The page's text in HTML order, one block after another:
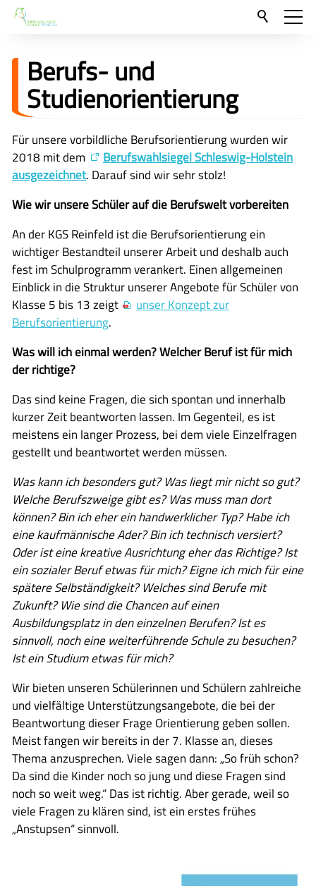
Neu hier?
Für Eltern und Schüler
Willkommen
Veranstaltungen und Termine
Downloads
Unter-, Mittel und Oberstufe
Berufsorientierung
itslearning
Offener Ganztag
Arbeitsgemeinschaften
Mensa
Unsere Schulgemeinschaft
Kontakt
🇬🇧
🇪🇸
Berufs- und
Studienorientierung
Für unsere vorbildliche Berufsorientierung wurden wir
2018 mit dem
Berufswahlsiegel Schleswig-Holstein
ausgezeichnet. Darauf sind wir sehr stolz!
Wie wir unsere Schüler auf die Berufswelt vorbereiten
An der KGS Reinfeld ist die Berufsorientierung ein
wichtiger Bestandteil unserer Arbeit und deshalb auch
fest im Schulprogramm verankert. Einen allgemeinen
Einblick in die Struktur unserer Angebote für Schüler von
Klasse 5 bis 13 zeigt
unser Konzept zur
Berufsorientierung.
Was will ich einmal werden? Welcher Beruf ist für mich
der richtige?
Das sind keine Fragen, die sich spontan und innerhalb
kurzer Zeit beantworten lassen. Im Gegenteil, es ist
meistens ein langer Prozess, bei dem viele Einzelfragen
gestellt und beantwortet werden müssen.
Was kann ich besonders gut? Was liegt mir nicht so gut?
Welche Berufszweige gibt es? Was muss man dort
können? Bin ich eher ein handwerklicher Typ? Habe ich
eine kaufmännische Ader? Bin ich technisch versiert?
Oder ist eine kreative Ausrichtung eher das Richtige? Ist
ein sozialer Beruf etwas für mich? Eigne ich mich für eine
spätere Selbständigkeit? Welches sind Berufe mit
Zukunft? Wie sind die Chancen auf einen
Ausbildungsplatz in den einzelnen Berufen? Ist es
sinnvoll, noch eine weiterführende Schule zu besuchen?
Ist ein Studium etwas für mich?
Wir bieten unseren Schülerinnen und Schülern zahlreiche
und vielfältige Unterstützungsangebote, die bei der
Beantwortung dieser Frage Orientierung geben sollen.
Meist fangen wir bereits in der 7. Klasse an, dieses
Thema anzusprechen. Viele sagen dann: „So früh schon?
Da sind die Kinder noch so jung und diese Fragen sind
noch so weit weg.“ Das ist richtig. Aber gerade, weil so
viele Fragen zu klären sind, ist ein erstes frühes
„Anstupsen“ sinnvoll.